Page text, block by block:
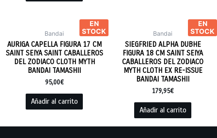
EN
STOCK
Bandai
AURIGA CAPELLA FIGURA 17 CM
SAINT SEIYA SAINT CABALLEROS
DEL ZODIACO CLOTH MYTH
BANDAI TAMASHII
95,00€
Añadir al carrito
EN
STOCK
Bandai
SIEGFRIED ALPHA DUBHE
FIGURA 18 CM SAINT SEIYA
CABALLEROS DEL ZODIACO
MYTH CLOTH EX RE-ISSUE
BANDAI TAMASHII
179,95€
Añadir al carrito